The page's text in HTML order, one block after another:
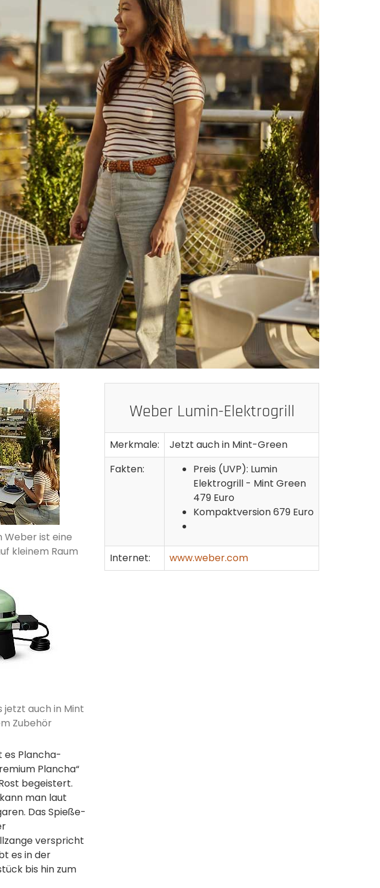
Weber ist eine
kleinem Raum
jetzt auch in Mint
Zubehör
es Plancha-
Plancha“
begeistert.
man laut
Das Spieße-
verspricht
es in der
bis hin zum
Weber Lumin-Elektrogrill
Merkmale:
Jetzt auch in Mint-Green
Fakten:
Preis (UVP): Lumin
Elektrogrill - Mint Green
479 Euro
Kompaktversion 679 Euro
Internet: www.weber.com